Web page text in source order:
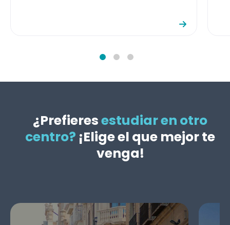
¿Prefieresestudiar en otro
centro? ¡Elige el que mejor te
venga!